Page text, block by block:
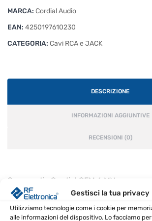
Gestisci la tua privacy
Utilizziamo tecnologie come i cookie per
alle informazioni del dispositivo. Lo facciamo
MARCA: Cordial Audio
EAN: 4250197610230
CATEGORIA: Cavi RCA e JACK
DESCRIZIONE
INFORMAZIONI AGGIUNTIVE
RECENSIONI (0)
Cavo audio Cordial CFM 6 MV
CARATTERISTICHE PRINCIPALI